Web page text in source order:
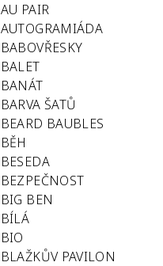
AU PAIR
AUTOGRAMIÁDA
BABOVŘESKY
BALET
BANÁT
BARVA ŠATŮ
BEARD BAUBLES
BĚH
BESEDA
BEZPEČNOST
BIG BEN
BÍLÁ
BIO
BLAŽKŮV PAVILON